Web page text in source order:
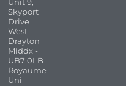
Unit 9,
Skyport
Drive
West
Drayton
Middx -
UB7 0LB
Royaume-
Uni